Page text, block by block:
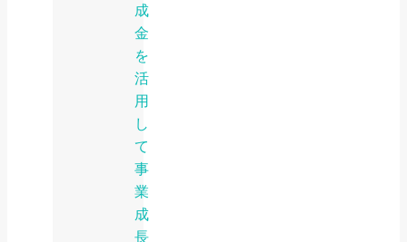
成
金
を
活
用
し
て
事
業
成
長